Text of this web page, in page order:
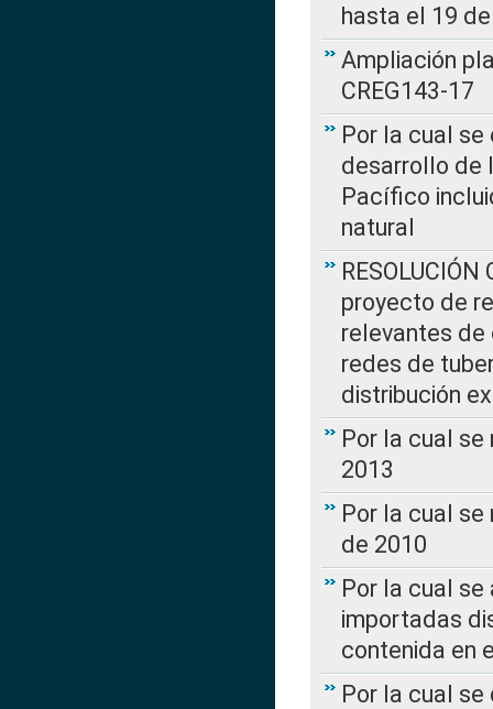
hasta el 19
Ampliación
CREG143-17
Por la cual
desarrollo de
Pacífico
natural
proyecto de
relevantes de
redes de
distribución
Por la cual se
2013
Por la cual se
de 2010
Por la cual
importadas
contenida en
Por la cual se